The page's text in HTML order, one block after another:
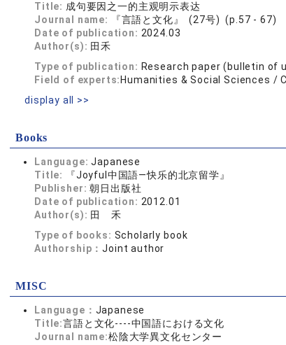
Title: 成句要因之一的主观明示表达
Journal name:
『言語と文化』 (27号) (p.57 - 67)
Date of publication: 2024.03
Author(s): 田禾
Type of publication: Research paper (bulletin
Field of experts: Humanities & Social Sciences /
display all >>
Books
Language:Japanese
Title:
『Joyful中国語―快乐的北京留学』
Publisher:朝日出版社
Date of publication: 2012.01
Author(s): 田 禾
Type of books: Scholarly book
Authorship：Joint author
MISC
Language： Japanese
Title:言語と文化----中国語における文化
Journal name:松陰大学異文化センター